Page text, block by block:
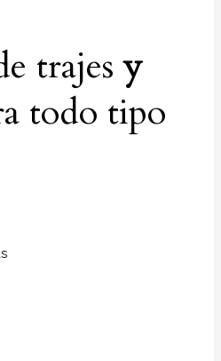
trajesy
todo tipo